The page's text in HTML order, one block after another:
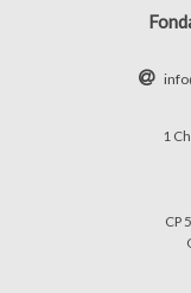
1
CP